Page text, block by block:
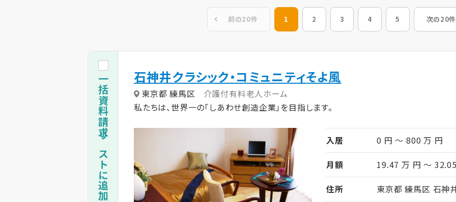
前の20件 1 2 3 4 5 次の20件
石神井クラシック・コミュニティそよ風
東京都 練馬区
介護付有料老人ホーム
私たちは、世界一の「しあわせ創造企業」を目指します。
入居
0 円 ～ 800 万 円
月額
19.47 万 円 ～
住所
東京都 練馬区 石神
一括資料請求リストに追加